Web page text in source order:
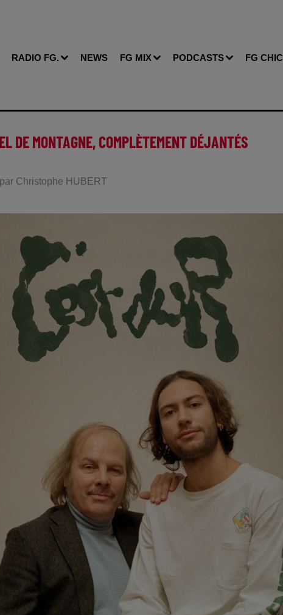
RADIO FG. NEWS FG MIX PODCASTS FG CHIC
DE MONTAGNE, COMPLÈTEMENT DÉJANTÉS
Christophe HUBERT